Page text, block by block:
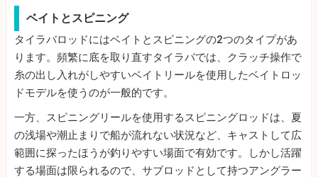
ベイトとスピニング
タイラバロッドにはベイトとスピニングの2つのタイプがあ
ります。頻繁に底を取り直すタイラバでは、クラッチ操作で
糸の出し入れがしやすいベイトリールを使用したベイトロッ
ドモデルを使うのが一般的です。
一方、スピニングリールを使用するスピニングロッドは、夏
の浅場や潮止まりで船が流れない状況など、キャストして広
範囲に探ったほうが釣りやすい場面で有効です。しかし活躍
する場面は限られるので、サブロッドとして持つアングラー